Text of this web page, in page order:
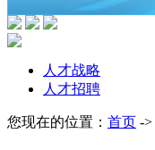
人才战略
人才招聘
您现在的位置： 首页 ->